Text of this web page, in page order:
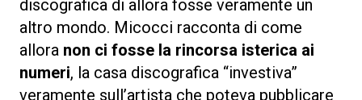
discografica di allora fosse veramente un
altro mondo. Micocci racconta di come
allora non ci fosse la rincorsa isterica ai
numeri, la casa discografica “investiva”
veramente sull’artista che poteva pubblicare